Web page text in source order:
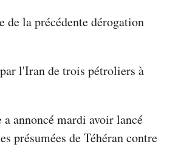
de la précédente dérogation
l'Iran de trois pétroliers à
annoncé mardi avoir lancé
présumées de Téhéran contre